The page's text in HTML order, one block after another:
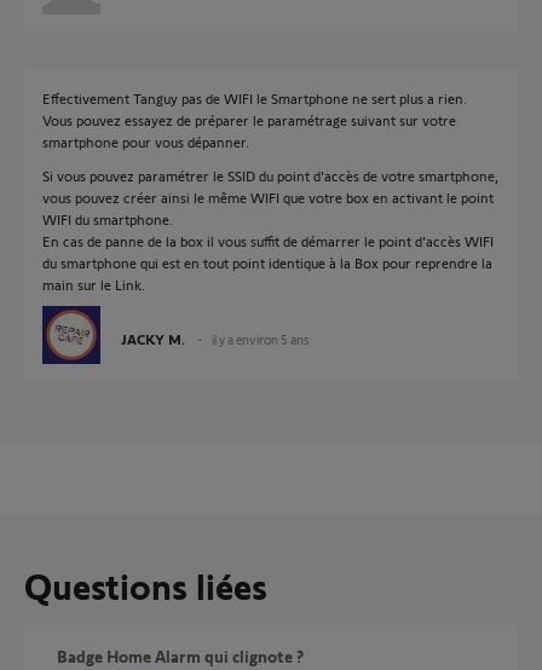
Effectivement Tanguy pas de WIFI le Smartphone ne sert plus a rien.
Vous pouvez essayez de préparer le paramétrage suivant sur votre
smartphone pour vous dépanner.
Si vous pouvez paramétrer le SSID du point d'accès de votre smartphone,
vous pouvez créer ainsi le même WIFI que votre box en activant le point
WIFI du smartphone.
En cas de panne de la box il vous suffit de démarrer le point d'accès WIFI
du smartphone qui est en tout point identique à la Box pour reprendre la
main sur le Link.
JACKY M. il y a environ 5 ans
Questions liées
Badge Home Alarm qui clignote ?